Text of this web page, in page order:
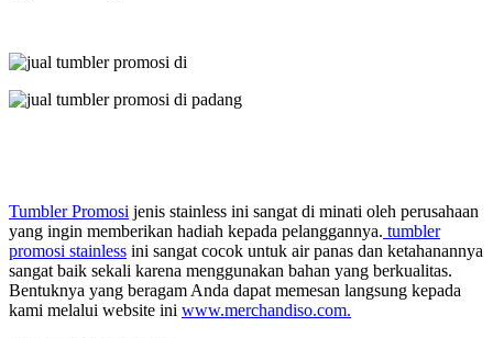
Tumbler Promosi jenis stainless ini sangat di minati oleh perusahaan
yang ingin memberikan hadiah kepada pelanggannya. tumbler
promosi stainless ini sangat cocok untuk air panas dan ketahanannya
sangat baik sekali karena menggunakan bahan yang berkualitas.
Bentuknya yang beragam Anda dapat memesan langsung kepada
kami melalui website ini www.merchandiso.com.